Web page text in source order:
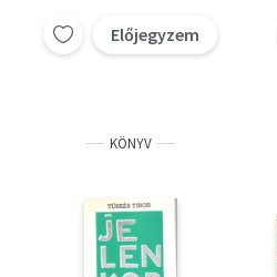
Szántódpuszt és
környéke a
Ágostházi László
Szapudi András
Dr. Ponyi Jenő
Előjegyzem
KÖNYV